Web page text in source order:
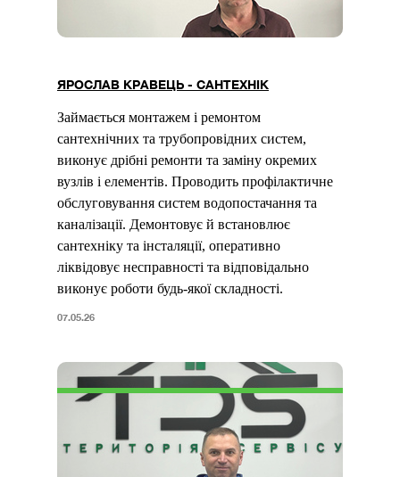
ЯРОСЛАВ КРАВЕЦЬ - САНТЕХНІК
Займається монтажем і ремонтом
сантехнічних та трубопровідних систем,
виконує дрібні ремонти та заміну окремих
вузлів і елементів. Проводить профілактичне
обслуговування систем водопостачання та
каналізації. Демонтовує й встановлює
сантехніку та інсталяції, оперативно
ліквідовує несправності та відповідально
виконує роботи будь-якої складності.
07.05.26